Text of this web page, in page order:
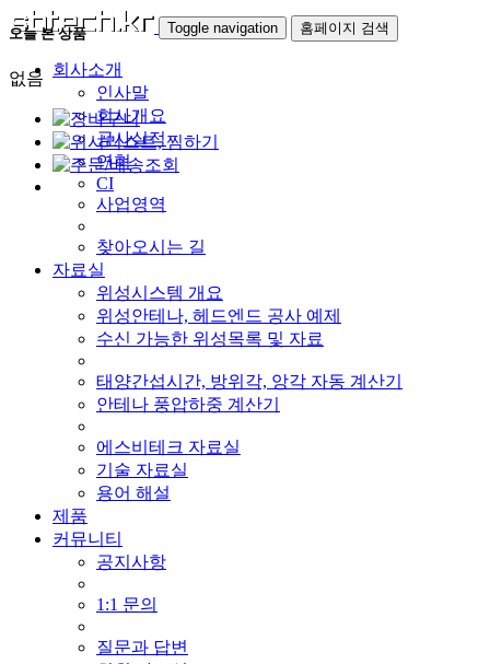
Toggle navigation 홈페이지 검색
회사소개
인사말
회사개요
공사실적
연혁
CI
사업영역
찾아오시는 길
자료실
위성시스템 개요
위성안테나, 헤드엔드 공사 예제
수신 가능한 위성목록 및 자료
태양간섭시간, 방위각, 앙각 자동 계산기
안테나 풍압하중 계산기
에스비테크 자료실
기술 자료실
용어 해설
제품
커뮤니티
공지사항
1:1 문의
질문과 답변
오늘 본 상품
없음